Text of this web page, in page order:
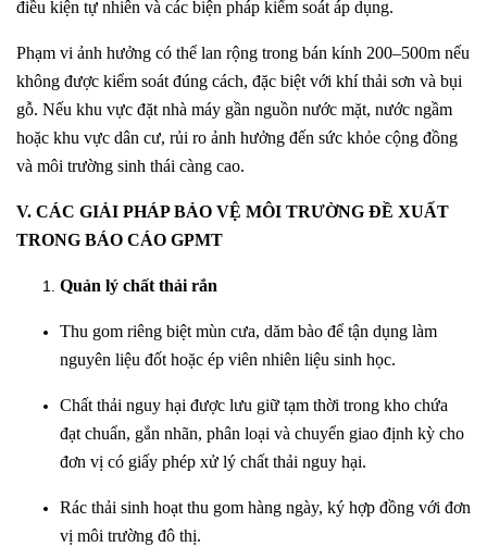
điều kiện tự nhiên và các biện pháp kiểm soát áp dụng.
Phạm vi ảnh hưởng có thể lan rộng trong bán kính 200–500m nếu
không được kiểm soát đúng cách, đặc biệt với khí thải sơn và bụi
gỗ. Nếu khu vực đặt nhà máy gần nguồn nước mặt, nước ngầm
hoặc khu vực dân cư, rủi ro ảnh hưởng đến sức khỏe cộng đồng
và môi trường sinh thái càng cao.
V. CÁC GIẢI PHÁP BẢO VỆ MÔI TRƯỜNG ĐỀ XUẤT
TRONG BÁO CÁO GPMT
Quản lý chất thải rắn
Thu gom riêng biệt mùn cưa, dăm bào để tận dụng làm
nguyên liệu đốt hoặc ép viên nhiên liệu sinh học.
Chất thải nguy hại được lưu giữ tạm thời trong kho chứa
đạt chuẩn, gắn nhãn, phân loại và chuyển giao định kỳ cho
đơn vị có giấy phép xử lý chất thải nguy hại.
Rác thải sinh hoạt thu gom hàng ngày, ký hợp đồng với đơn
vị môi trường đô thị.